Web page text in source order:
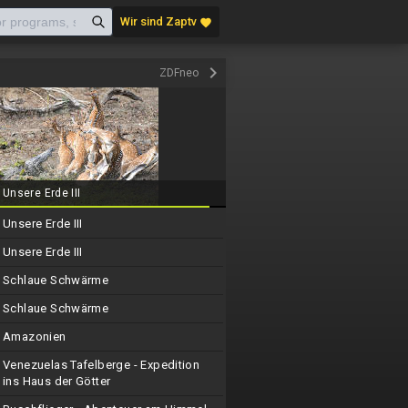
Wir sind Zaptv favorite
ZDFneo keyboard_arrow_right
Unsere Erde III
Unsere Erde III
Unsere Erde III
Schlaue Schwärme
Schlaue Schwärme
Amazonien
Venezuelas Tafelberge - Expedition
ins Haus der Götter